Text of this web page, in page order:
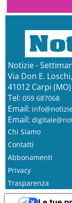
Notizie -
Via Don E.
41012 Carpi (MO)
Tel: 059 687068
Email:
Email:
Chi Siamo
Contatti
Abbonamenti
Privacy
Trasparenza